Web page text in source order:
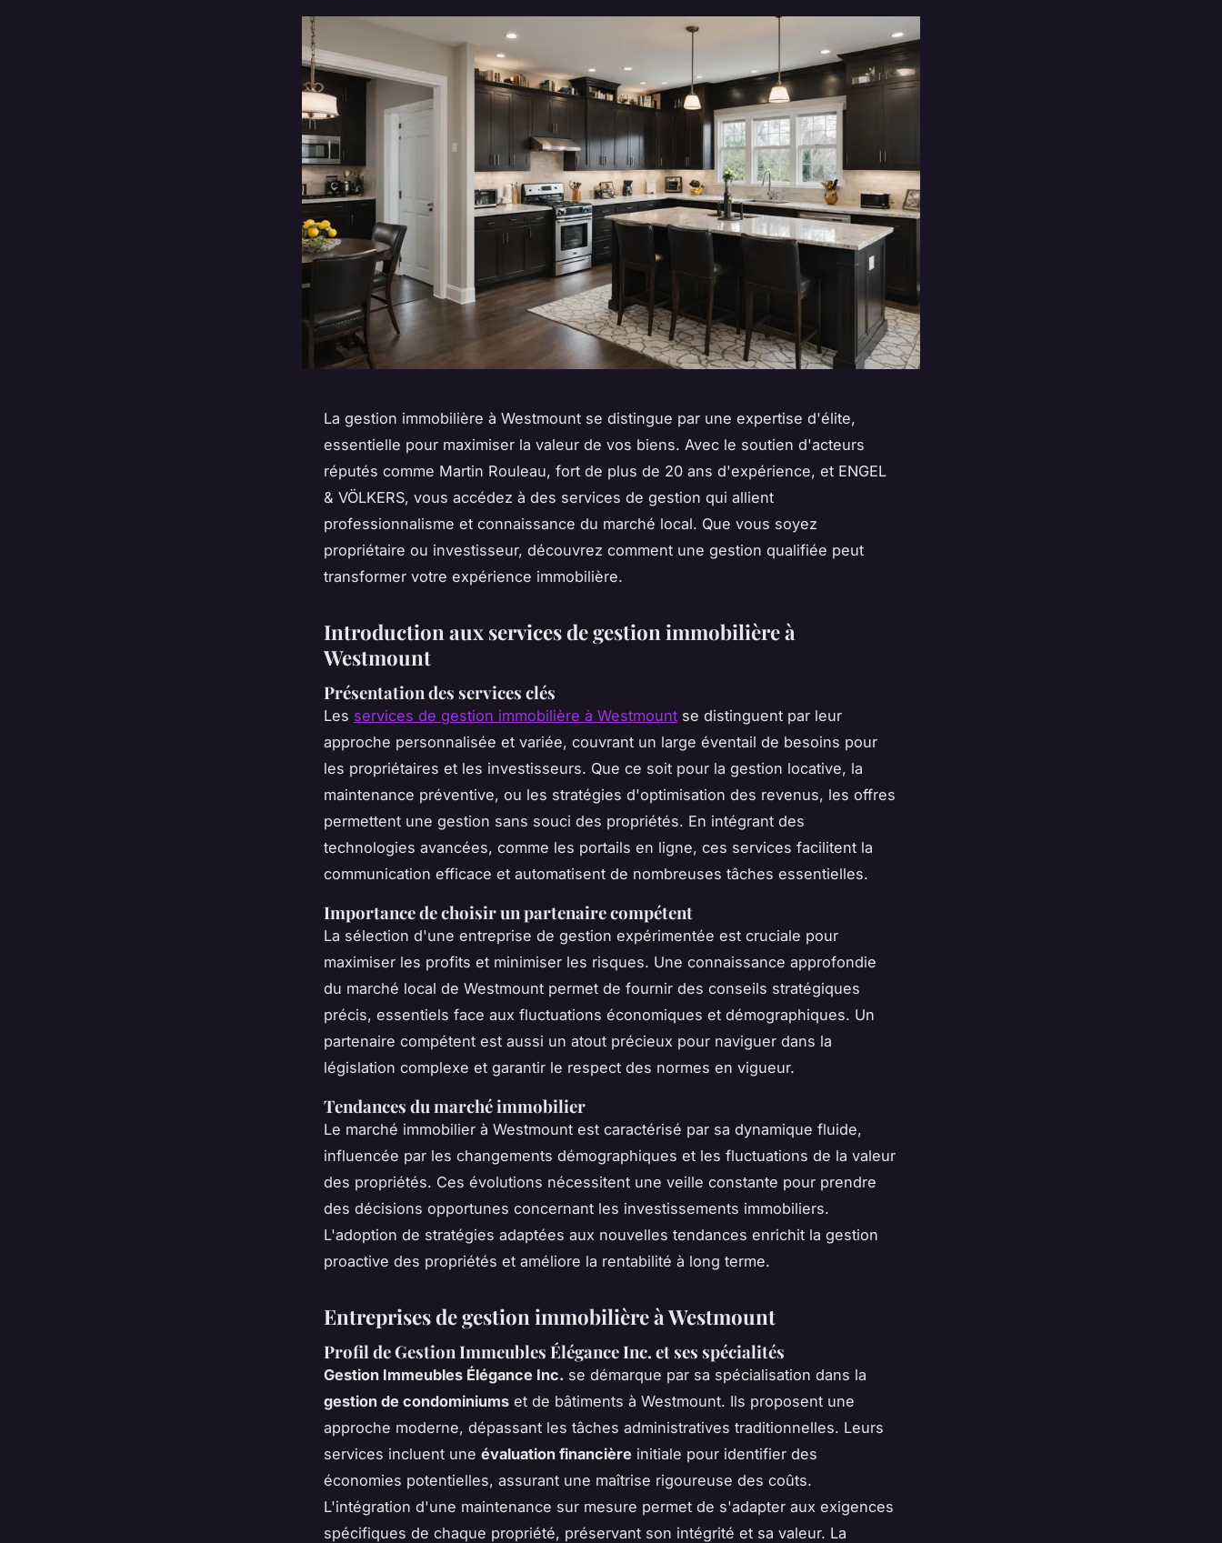
La gestion immobilière à Westmount se distingue par une expertise d'élite,
essentielle pour maximiser la valeur de vos biens. Avec le soutien d'acteurs
réputés comme Martin Rouleau, fort de plus de 20 ans d'expérience, et ENGEL
& VÖLKERS, vous accédez à des services de gestion qui allient
professionnalisme et connaissance du marché local. Que vous soyez
propriétaire ou investisseur, découvrez comment une gestion qualifiée peut
transformer votre expérience immobilière.
Introduction aux services de gestion immobilière à
Westmount
Présentation des services clés
Les services de gestion immobilière à Westmount se distinguent par leur
approche personnalisée et variée, couvrant un large éventail de besoins pour
les propriétaires et les investisseurs. Que ce soit pour la gestion locative, la
maintenance préventive, ou les stratégies d'optimisation des revenus, les offres
permettent une gestion sans souci des propriétés. En intégrant des
technologies avancées, comme les portails en ligne, ces services facilitent la
communication efficace et automatisent de nombreuses tâches essentielles.
Importance de choisir un partenaire compétent
La sélection d'une entreprise de gestion expérimentée est cruciale pour
maximiser les profits et minimiser les risques. Une connaissance approfondie
du marché local de Westmount permet de fournir des conseils stratégiques
précis, essentiels face aux fluctuations économiques et démographiques. Un
partenaire compétent est aussi un atout précieux pour naviguer dans la
législation complexe et garantir le respect des normes en vigueur.
Tendances du marché immobilier
Le marché immobilier à Westmount est caractérisé par sa dynamique fluide,
influencée par les changements démographiques et les fluctuations de la valeur
des propriétés. Ces évolutions nécessitent une veille constante pour prendre
des décisions opportunes concernant les investissements immobiliers.
L'adoption de stratégies adaptées aux nouvelles tendances enrichit la gestion
proactive des propriétés et améliore la rentabilité à long terme.
Entreprises de gestion immobilière à Westmount
Profil de Gestion Immeubles Élégance Inc. et ses spécialités
Gestion Immeubles Élégance Inc. se démarque par sa spécialisation dans la
gestion de condominiums et de bâtiments à Westmount. Ils proposent une
approche moderne, dépassant les tâches administratives traditionnelles. Leurs
services incluent une évaluation financière initiale pour identifier des
économies potentielles, assurant une maîtrise rigoureuse des coûts.
L'intégration d'une maintenance sur mesure permet de s'adapter aux exigences
spécifiques de chaque propriété, préservant son intégrité et sa valeur. La